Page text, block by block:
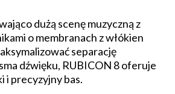
dużą scenę muzyczną z
o membranach z włókien
separację
dźwięku, RUBICON 8 oferuje
i precyzyjny bas.